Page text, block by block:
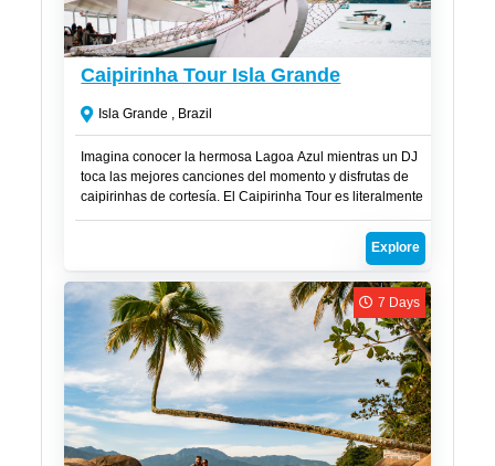
CLP$45,000
Caipirinha Tour Isla Grande
Isla Grande , Brazil
Imagina conocer la hermosa Lagoa Azul mientras un DJ
toca las mejores canciones del momento y disfrutas de
caipirinhas de cortesía. El Caipirinha Tour es literalmente
una fiesta en alta mar, la excursión ideal para quienes
desean conectarse con la naturaleza, conocer nuevas
personas, sumergirse en la vida nocturna, explorar el
otras dos playas igualmente espectaculares.
Explore
7 Days